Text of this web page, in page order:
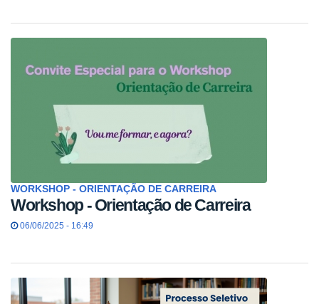
WORKSHOP - ORIENTAÇÃO DE CARREIRA
Workshop - Orientação de Carreira
06/06/2025 - 16:49